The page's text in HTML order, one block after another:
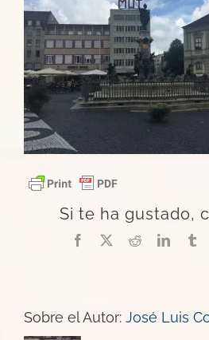
Si te ha gustado,
Facebook
X RedditLinkedIn
Sobre el Autor: José Luis